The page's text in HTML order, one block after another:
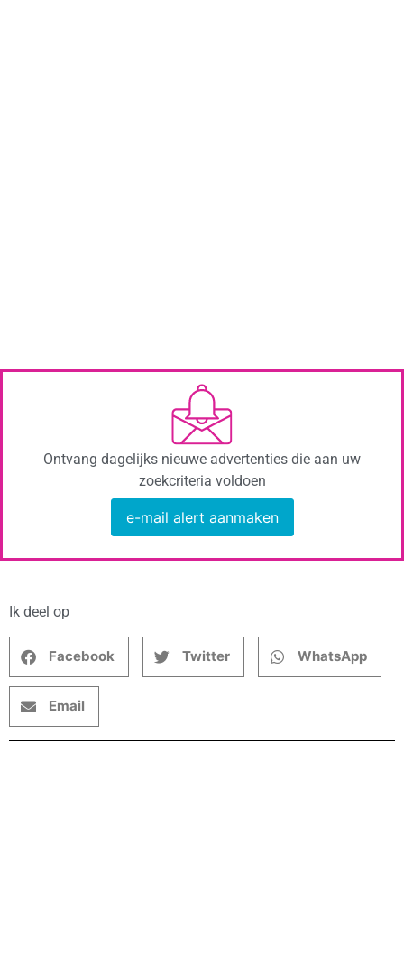
Ontvang dagelijks nieuwe advertenties die aan uw
zoekcriteria voldoen
e-mail alert aanmaken
Ik deel op
Facebook Twitter WhatsApp
Email